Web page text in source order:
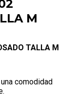
M
TALLA M
comodidad